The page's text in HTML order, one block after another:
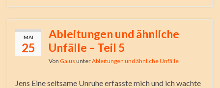
MAI
25
Ableitungen und ähnliche
Unfälle – Teil 5
Von Gaius unterAbleitungen und ähnliche Unfälle
Jens Eine seltsame Unruhe erfasste mich und ich wachte